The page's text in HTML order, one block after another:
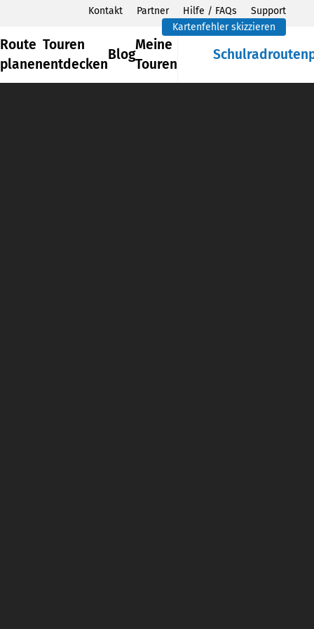
Kontakt Partner Hilfe / FAQs
Support
Kartenfehler skizzieren
Route
planen
Touren
entdecken
Blog
Meine
Touren